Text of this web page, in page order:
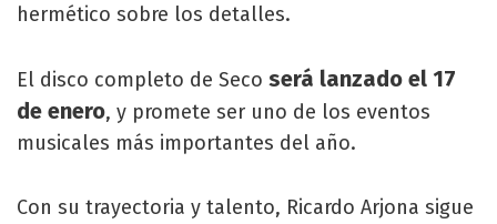
hermético sobre los detalles.
El disco completo de Seco será lanzado el 17
de enero, y promete ser uno de los eventos
musicales más importantes del año.
Con su trayectoria y talento, Ricardo Arjona sigue